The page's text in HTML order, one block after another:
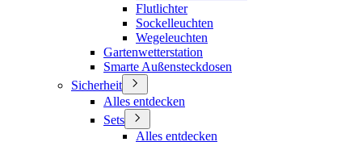
Flutlichter
Sockelleuchten
Wegeleuchten
Gartenwetterstation
Smarte Außensteckdosen
Sicherheit
Alles entdecken
Sets
Alles entdecken